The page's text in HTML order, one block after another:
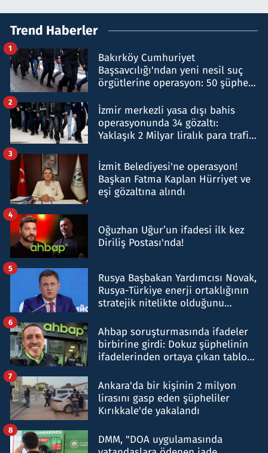
Trend Haberler
Bakırköy Cumhuriyet
Başsavcılığı'ndan yeni nesil suç
örgütlerine operasyon: 50 şüpheli
1
İzmir merkezli yasa dışı bahis
operasyonunda 34 gözaltı:
Yaklaşık 2 Milyar liralık para trafiği
2
İzmit Belediyesi'ne operasyon!
Başkan Fatma Kaplan Hürriyet ve
eşi gözaltına alındı
3
Oğuzhan Uğur’un ifadesi ilk kez
Diriliş Postası'nda!
4
Rusya Başbakan Yardımcısı Novak,
Rusya-Türkiye enerji ortaklığının
stratejik nitelikte olduğunu
5
Ahbap soruşturmasında ifadeler
birbirine girdi: Dokuz şüphelinin
ifadelerinden ortaya çıkan tablo
6
Ankara'da bir kişinin 2 milyon
lirasını gasp eden şüpheliler
Kırıkkale'de yakalandı
7
DMM, "DOA uygulamasında
8